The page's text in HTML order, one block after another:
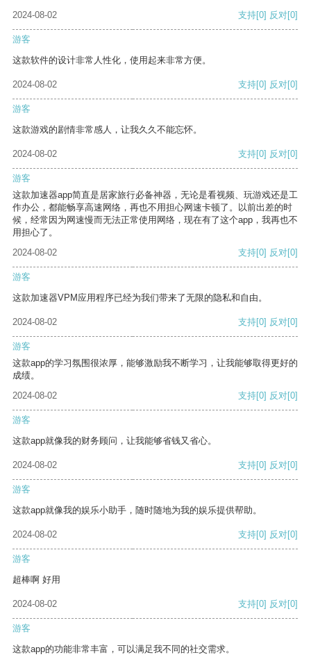
2024-08-02 支持[0] 反对[0]
游客
这款软件的设计非常人性化，使用起来非常方便。
2024-08-02 支持[0] 反对[0]
游客
这款游戏的剧情非常感人，让我久久不能忘怀。
2024-08-02 支持[0] 反对[0]
游客
这款加速器app简直是居家旅行必备神器，无论是看视频、玩游戏还是工
作办公，都能畅享高速网络，再也不用担心网速卡顿了。以前出差的时
候，经常因为网速慢而无法正常使用网络，现在有了这个app，我再也不
用担心了。
2024-08-02
支持[0] 反对[0]
游客
这款加速器VPM应用程序已经为我们带来了无限的隐私和自由。
2024-08-02 支持[0] 反对[0]
游客
这款app的学习氛围很浓厚，能够激励我不断学习，让我能够取得更好的
成绩。
2024-08-02
支持[0] 反对[0]
游客
这款app就像我的财务顾问，让我能够省钱又省心。
2024-08-02 支持[0] 反对[0]
游客
这款app就像我的娱乐小助手，随时随地为我的娱乐提供帮助。
2024-08-02 支持[0] 反对[0]
游客
超棒啊 好用
2024-08-02 支持[0] 反对[0]
游客
这款app的功能非常丰富，可以满足我不同的社交需求。